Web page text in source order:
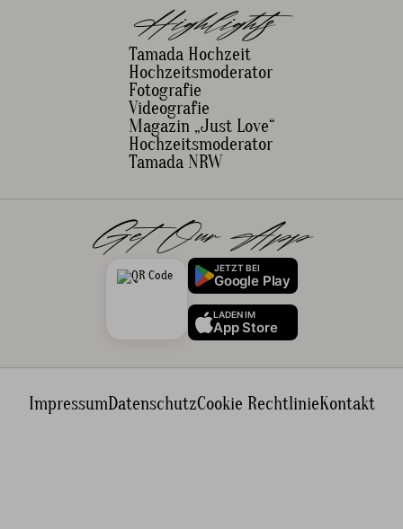
Highlights
Tamada Hochzeit
Hochzeitsmoderator
Fotografie
Videografie
Magazin „Just Love“
Hochzeitsmoderator
Tamada NRW
Get Our App
JETZT BEI
Google Play
LADEN IM
App Store
ImpressumDatenschutzCookie RechtlinieKontakt